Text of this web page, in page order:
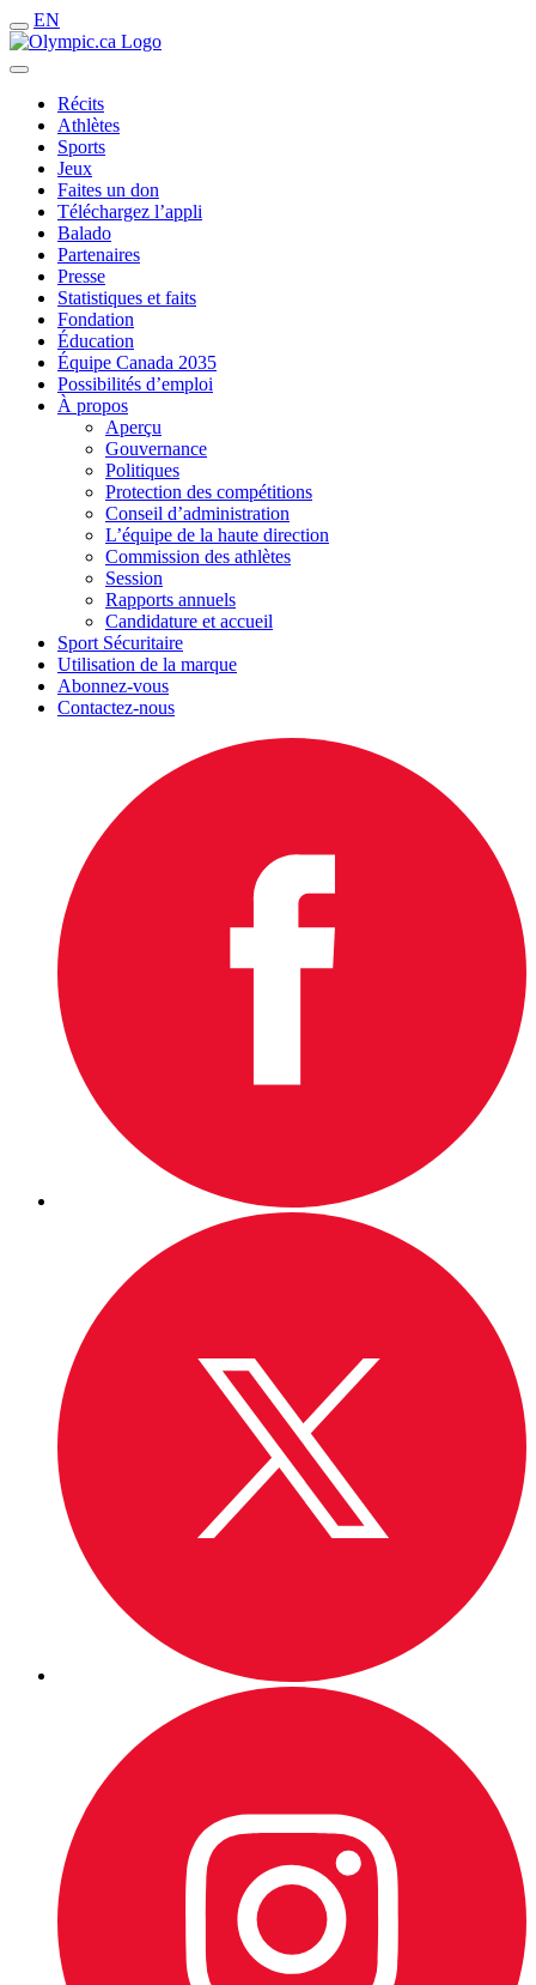
EN
Récits
Athlètes
Sports
Jeux
Faites un don
Téléchargez l’appli
Balado
Partenaires
Presse
Statistiques et faits
Fondation
Éducation
Équipe Canada 2035
Possibilités d’emploi
À propos
Aperçu
Gouvernance
Politiques
Protection des compétitions
Conseil d’administration
L’équipe de la haute direction
Commission des athlètes
Session
Rapports annuels
Candidature et accueil
Sport Sécuritaire
Utilisation de la marque
Abonnez-vous
Contactez-nous